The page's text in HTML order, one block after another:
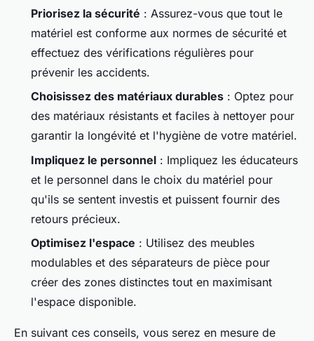
Priorisez la sécurité : Assurez-vous que tout le
matériel est conforme aux normes de sécurité et
effectuez des vérifications régulières pour
prévenir les accidents.
Choisissez des matériaux durables : Optez pour
des matériaux résistants et faciles à nettoyer pour
garantir la longévité et l'hygiène de votre matériel.
Impliquez le personnel : Impliquez les éducateurs
et le personnel dans le choix du matériel pour
qu'ils se sentent investis et puissent fournir des
retours précieux.
Optimisez l'espace : Utilisez des meubles
modulables et des séparateurs de pièce pour
créer des zones distinctes tout en maximisant
l'espace disponible.
En suivant ces conseils, vous serez en mesure de